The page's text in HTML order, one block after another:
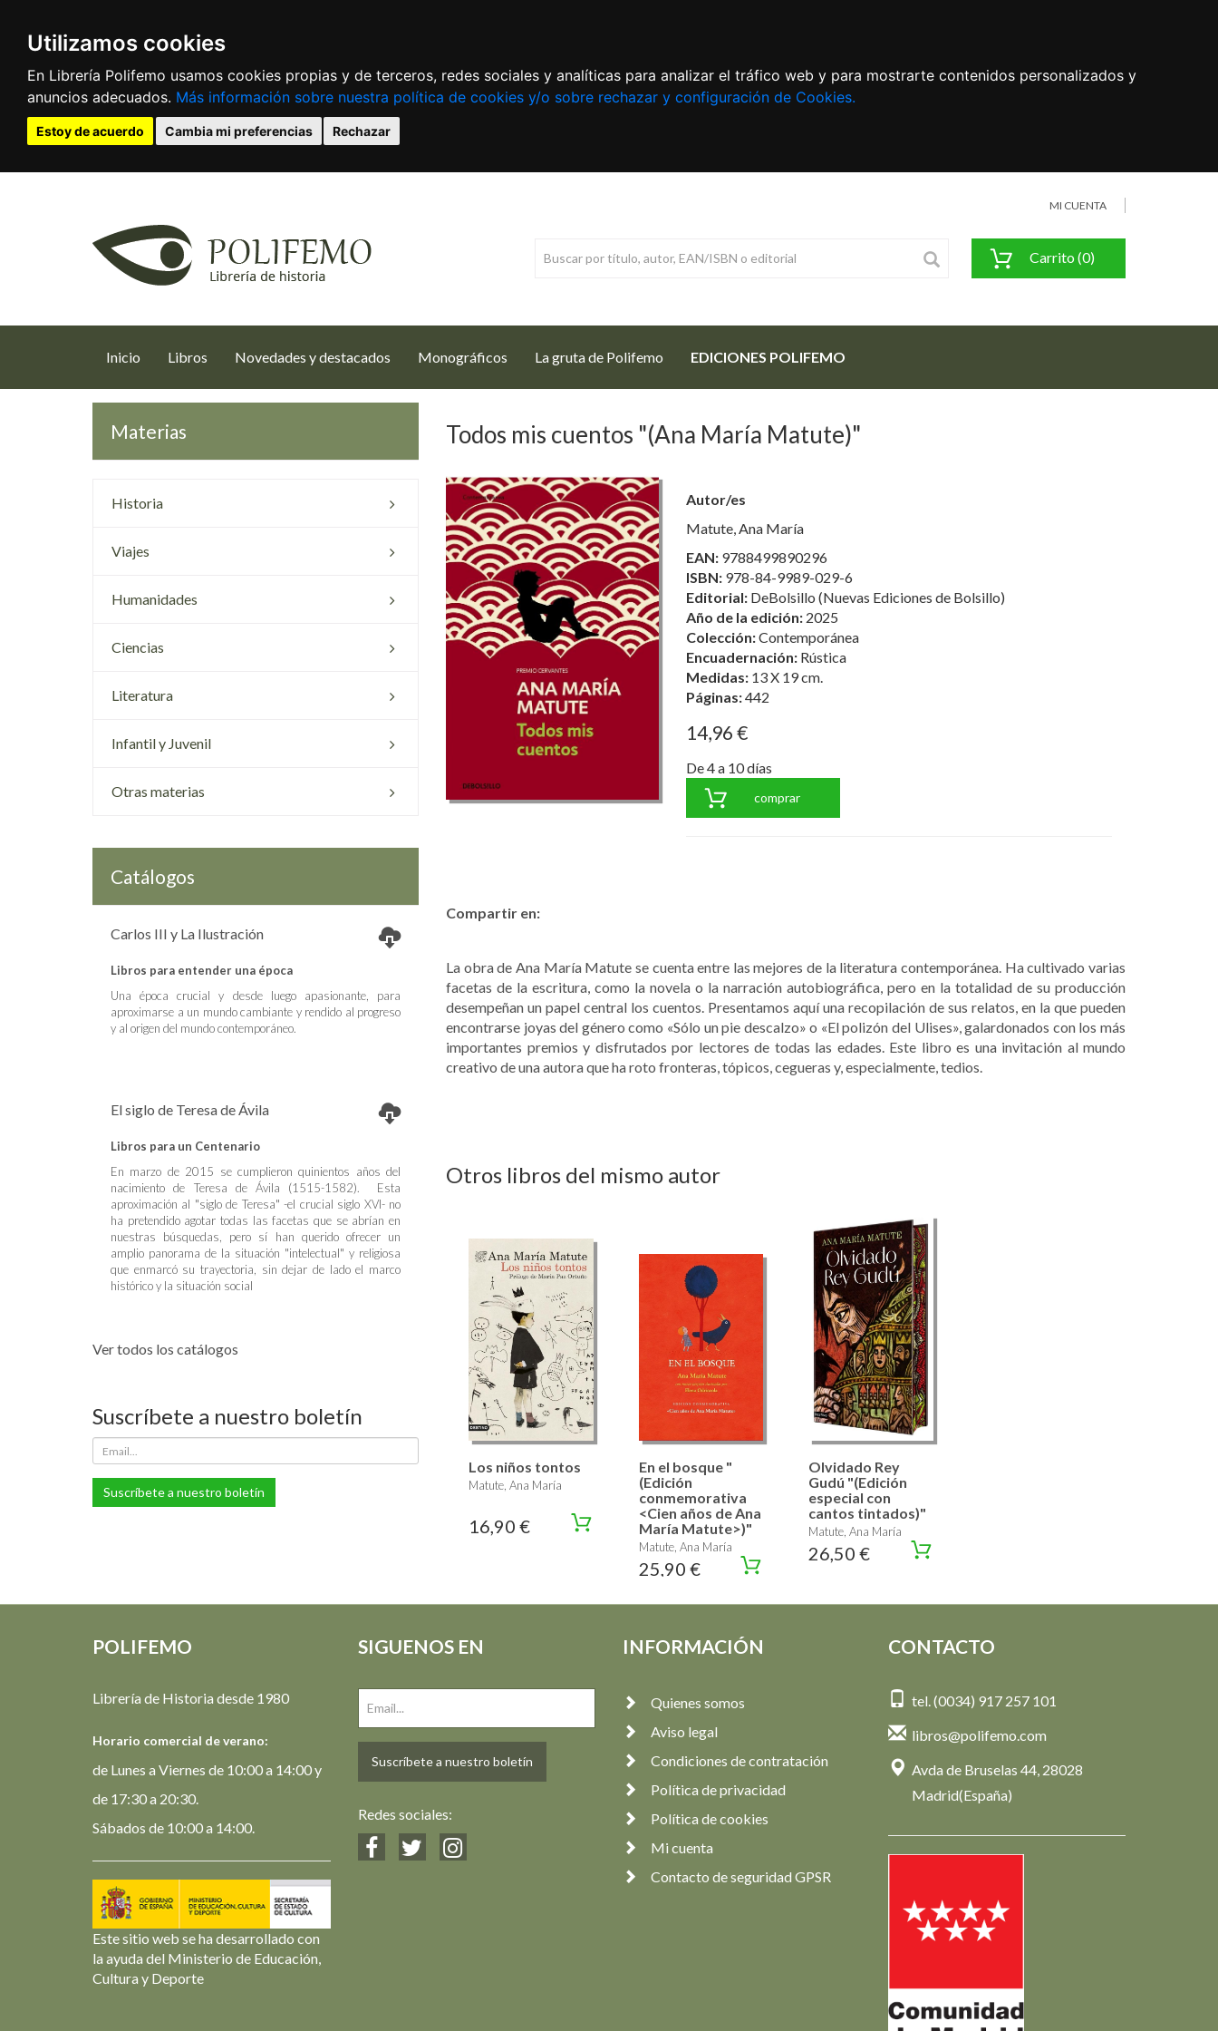
Utilizamos cookies
En Librería Polifemo usamos cookies propias y de terceros, redes sociales y analíticas para analizar el tráfico web y para mostrarte contenidos personalizados y
anuncios adecuados. Más información sobre nuestra política de cookies y/o sobre rechazar y configuración de Cookies.
Estoy de acuerdo Cambia mi preferencias Rechazar
MI CUENTA
Carrito (0)
Inicio (current)
Libros Novedades y destacados Monográficos La gruta de Polifemo EDICIONES POLIFEMO
Materias
Historia
Viajes
Humanidades
Ciencias
Literatura
Infantil y Juvenil
Otras materias
Catálogos
Carlos III y La Ilustración
Libros para entender una época
Una época crucial y desde luego apasionante, para
aproximarse a un mundo cambiante y rendido al progreso
y al origen del mundo contemporáneo.
El siglo de Teresa de Ávila
Libros para un Centenario
En marzo de 2015 se cumplieron quinientos años del
nacimiento de Teresa de Ávila (1515-1582). Esta
aproximación al "siglo de Teresa" -el crucial siglo XVI- no
ha pretendido agotar todas las facetas que se abrían en
nuestras búsquedas, pero sí han querido ofrecer un
amplio panorama de la situación "intelectual" y religiosa
que enmarcó su trayectoria, sin dejar de lado el marco
histórico y la situación social
Ver todos los catálogos
Suscríbete a nuestro boletín
Suscríbete a nuestro boletín
Todos mis cuentos "(Ana María Matute)"
Autor/es
Matute, Ana María
EAN: 9788499890296
ISBN: 978-84-9989-029-6
Editorial: DeBolsillo (Nuevas Ediciones de Bolsillo)
Año de la edición: 2025
Colección:Contemporánea
Encuadernación: Rústica
Medidas: 13 X 19 cm.
Páginas:442
14,96 €
De 4 a 10 días
comprar
Compartir en:
La obra de Ana María Matute se cuenta entre las mejores de la literatura contemporánea. Ha cultivado varias
facetas de la escritura, como la novela o la narración autobiográfica, pero en la totalidad de su producción
desempeñan un papel central los cuentos. Presentamos aquí una recopilación de sus relatos, en la que pueden
encontrarse joyas del género como «Sólo un pie descalzo» o «El polizón del Ulises», galardonados con los más
importantes premios y disfrutados por lectores de todas las edades. Este libro es una invitación al mundo
creativo de una autora que ha roto fronteras, tópicos, cegueras y, especialmente, tedios.
Otros libros del mismo autor
Los niños tontos
Matute, Ana María
16,90 €
En el bosque "
(Edición
conmemorativa
<Cien años de Ana
María Matute>)"
Matute, Ana María
25,90 €
Olvidado Rey
Gudú "(Edición
especial con
cantos tintados)"
Matute, Ana María
26,50 €
POLIFEMO
Librería de Historia desde 1980
Horario comercial de verano:
de Lunes a Viernes de 10:00 a 14:00 y
de 17:30 a 20:30.
Sábados de 10:00 a 14:00.
Este sitio web se ha desarrollado con
la ayuda del Ministerio de Educación,
Cultura y Deporte
SIGUENOS EN
Suscríbete a nuestro boletín
Redes sociales:
INFORMACIÓN
Quienes somos
Aviso legal
Condiciones de contratación
Política de privacidad
Política de cookies
Mi cuenta
Contacto de seguridad GPSR
CONTACTO
tel. (0034) 917 257 101
libros@polifemo.com
Avda de Bruselas 44, 28028
Madrid(España)